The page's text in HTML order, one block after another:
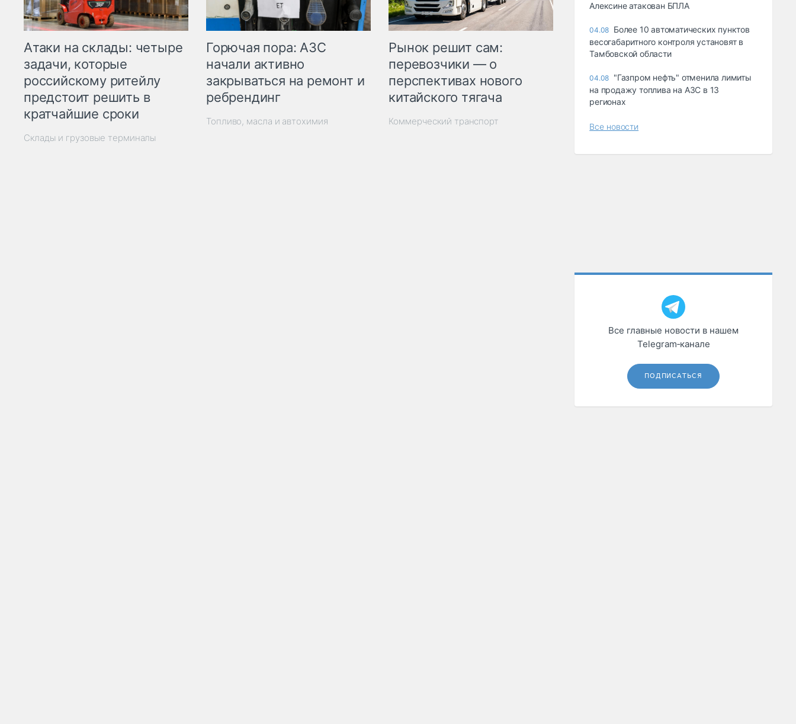
Атаки на склады: четыре
задачи, которые
российскому ритейлу
предстоит решить в
кратчайшие сроки
Склады и грузовые терминалы
Горючая пора: АЗС
начали активно
закрываться на ремонт и
ребрендинг
Топливо, масла и автохимия
Рынок решит сам:
перевозчики — о
перспективах нового
китайского тягача
Коммерческий транспорт
Алексине атакован БПЛА
04.08 Более 10 автоматических пунктов
весогабаритного контроля установят в
Тамбовской области
04.08 "Газпром нефть" отменила лимиты
на продажу топлива на АЗС в 13
регионах
Все новости
Все главные новости в нашем
Telegram‑канале
ПОДПИСАТЬСЯ